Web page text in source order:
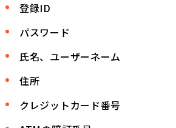
登録ID
パスワード
氏名、ユーザーネーム
住所
クレジットカード番号